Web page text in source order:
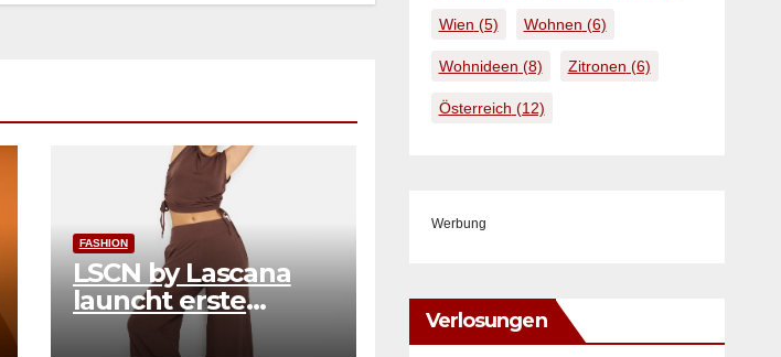
FASHION
LSCN by Lascana
launcht erste
Pilates-Kollektion
Wien (5) Wohnen (6)
Wohnideen (8) Zitronen (6)
Österreich (12)
Werbung
Verlosungen